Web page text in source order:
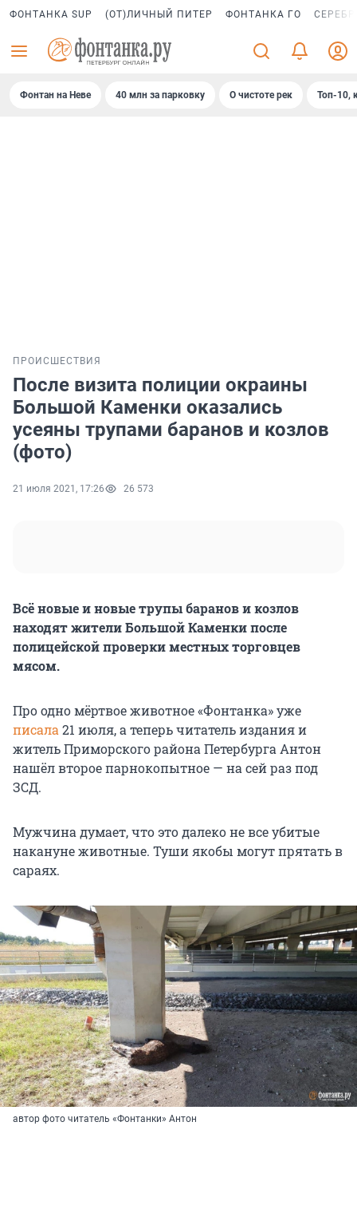
ФОНТАНКА SUP (ОТ)ЛИЧНЫЙ ПИТЕР ФОНТАНКА ГО
Фонтан на Неве 40 млн за парковку О чистоте рек Топ-10,
ПРОИСШЕСТВИЯ
После визита полиции окраины
Большой Каменки оказались
усеяны трупами баранов и козлов
(фото)
21 июля 2021, 17:26 26 573
Всё новые и новые трупы баранов и козлов
находят жители Большой Каменки после
полицейской проверки местных торговцев
мясом.
Про одно мёртвое животное «Фонтанка» уже
писала 21 июля, а теперь читатель издания и
житель Приморского района Петербурга Антон
нашёл второе парнокопытное — на сей раз под
ЗСД.
Мужчина думает, что это далеко не все убитые
накануне животные. Туши якобы могут прятать в
сараях.
автор фото читатель «Фонтанки» Антон